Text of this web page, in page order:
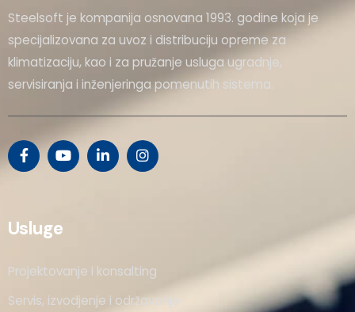
Steelsoft je kompanija osnovana 1993. godine koja je
specijalizovana za uvoz i distribuciju opreme za
klimatizaciju, kao i za pružanje usluga ugradnje,
servisiranja i inženjeringa pomenutih sistema.
Usluge
Projektovanje i konsalting
Servis, izvodjenje i održavanje